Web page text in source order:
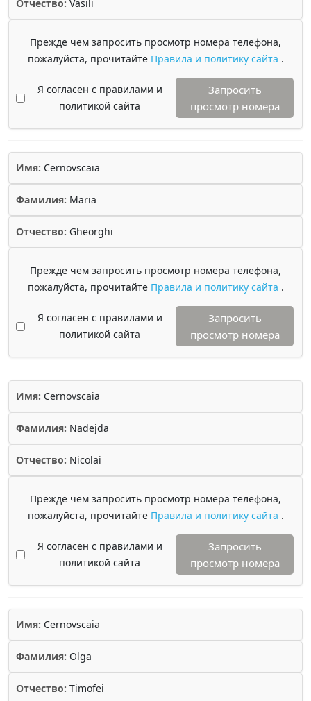
Отчество: Vasili
Прежде чем запросить просмотр номера телефона,
пожалуйста, прочитайте Правила и политику сайта .
Я согласен с правилами и
политикой сайта
Запросить
просмотр номера
Имя: Cernovscaia
Фамилия: Maria
Отчество: Gheorghi
Прежде чем запросить просмотр номера телефона,
пожалуйста, прочитайте Правила и политику сайта .
Я согласен с правилами и
политикой сайта
Запросить
просмотр номера
Имя: Cernovscaia
Фамилия: Nadejda
Отчество: Nicolai
Прежде чем запросить просмотр номера телефона,
пожалуйста, прочитайте Правила и политику сайта .
Я согласен с правилами и
политикой сайта
Запросить
просмотр номера
Имя: Cernovscaia
Фамилия: Olga
Отчество: Timofei